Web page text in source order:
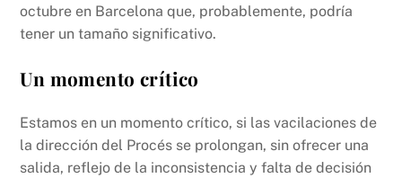
octubre en Barcelona que, probablemente, podría
tener un tamaño significativo.
Un momento crítico
Estamos en un momento crítico, si las vacilaciones de
la dirección del Procés se prolongan, sin ofrecer una
salida, reflejo de la inconsistencia y falta de decisión